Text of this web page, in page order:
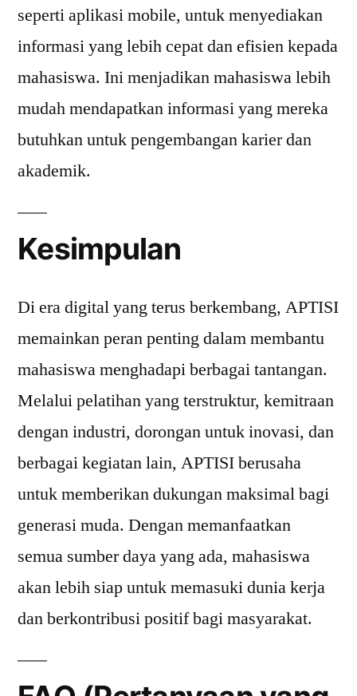
seperti aplikasi mobile, untuk menyediakan
informasi yang lebih cepat dan efisien kepada
mahasiswa. Ini menjadikan mahasiswa lebih
mudah mendapatkan informasi yang mereka
butuhkan untuk pengembangan karier dan
akademik.
Kesimpulan
Di era digital yang terus berkembang, APTISI
memainkan peran penting dalam membantu
mahasiswa menghadapi berbagai tantangan.
Melalui pelatihan yang terstruktur, kemitraan
dengan industri, dorongan untuk inovasi, dan
berbagai kegiatan lain, APTISI berusaha
untuk memberikan dukungan maksimal bagi
generasi muda. Dengan memanfaatkan
semua sumber daya yang ada, mahasiswa
akan lebih siap untuk memasuki dunia kerja
dan berkontribusi positif bagi masyarakat.